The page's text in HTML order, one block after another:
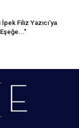
Filiz Yazıcı'ya